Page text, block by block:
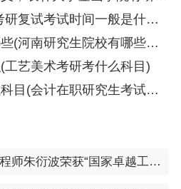
试考试时间一般是什么时候)
南研究生院校有哪些学校)
艺美术考研考什么科目)
计在职研究生考试科目有哪些)
喜报！“聚·奉献”杰出工程师朱衍波荣获“国家卓越工程师”称号